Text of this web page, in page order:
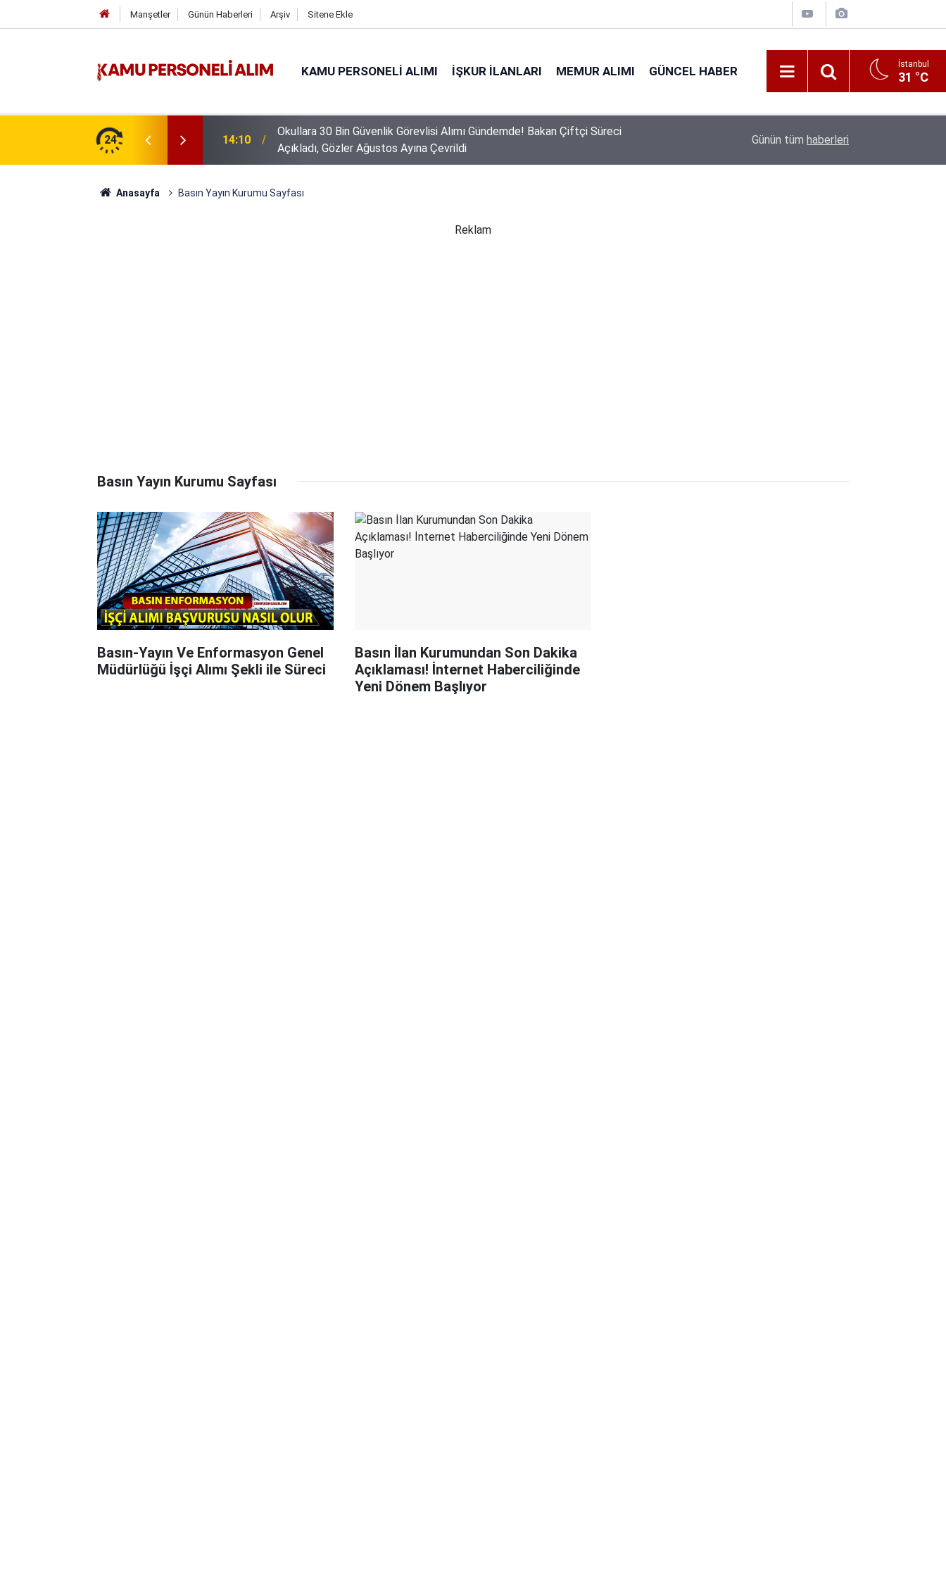
Manşetler Günün Haberleri Arşiv Sitene Ekle
KAMU PERSONELI ALIMI İŞKUR İLANLARI MEMUR ALIMI GÜNCEL HABER İstanbul
31 °C
24
Okullara 30 Bin Güvenlik Görevlisi Alımı Gündemde! Bakan Çiftçi Süreci
Açıkladı, Gözler Ağustos Ayına Çevrildi
16:44 GSB 600 Personel Alımında Başvuru Süresi Doluyor: Son Gün Yarın Kıyı Emniyeti Genel Müdürlüğü 26 İşçi Alımı
Günün tüm haberleri
Anasayfa Basın Yayın Kurumu Sayfası
Reklam
Basın Yayın Kurumu Sayfası
Basın-Yayın Ve Enformasyon Genel
Müdürlüğü İşçi Alımı Şekli ile Süreci
Basın İlan Kurumundan Son Dakika
Açıklaması! İnternet Haberciliğinde
Yeni Dönem Başlıyor